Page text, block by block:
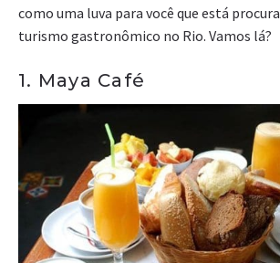
como uma luva para você que está
turismo gastronômico no Rio. Vamos lá?
1. Maya Café